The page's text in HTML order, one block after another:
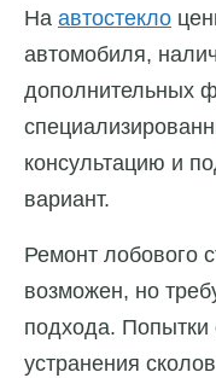
На автостекло
автомобиля,
дополнительных
консультацию и
вариант.
Ремонт лобового
возможен, но
подхода. Попытки
устранения